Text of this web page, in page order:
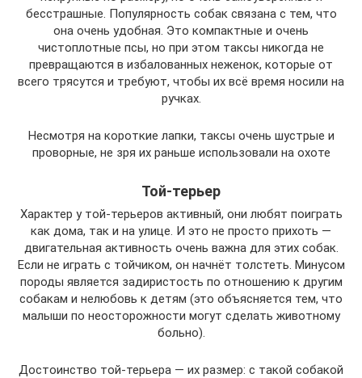
бесстрашные. Популярность собак связана с тем, что
она очень удобная. Это компактные и очень
чистоплотные псы, но при этом таксы никогда не
превращаются в избалованных неженок, которые от
всего трясутся и требуют, чтобы их всё время носили на
ручках.
Несмотря на короткие лапки, таксы очень шустрые и
проворные, не зря их раньше использовали на охоте
Той-терьер
Характер у той-терьеров активный, они любят поиграть
как дома, так и на улице. И это не просто прихоть —
двигательная активность очень важна для этих собак.
Если не играть с тойчиком, он начнёт толстеть. Минусом
породы является задиристость по отношению к другим
собакам и нелюбовь к детям (это объясняется тем, что
малыши по неосторожности могут сделать животному
больно).
Достоинство той-терьера — их размер: с такой собакой